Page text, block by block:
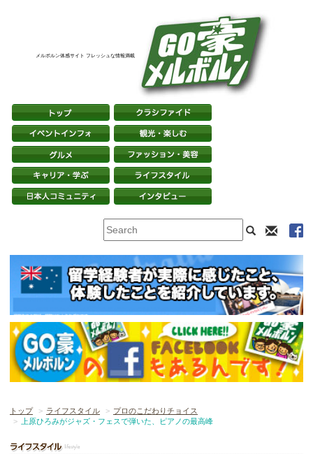
メルボルン体感サイト フレッシュな情報満載
トップ ライフスタイル
プロのこだわりチョイス
上原ひろみがジャズ・フェスで弾いた、ピアノの最高峰